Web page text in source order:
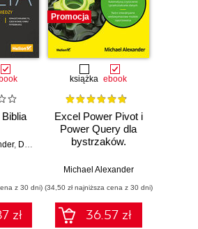
, Dick Kusleika
z 30 dni)
zł
Promocja
książka ebook
Excel Power Pivot i
Power Query dla
bystrzaków.
Michael Alexander
(34,50 zł najniższa cena z 30 dni)
36.57 zł